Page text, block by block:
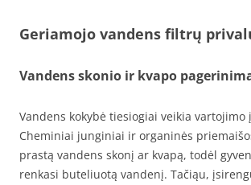
Geriamojo vandens filtrų
Vandens skonio ir kvapo
Vandens kokybė tiesiogiai veikia vartojimo
Cheminiai junginiai ir organinės
prastą vandens skonį ar kvapą, todėl
renkasi buteliuotą vandenį. Tačiąu,